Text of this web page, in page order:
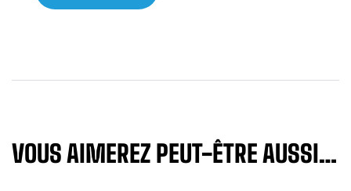
VOUS AIMEREZ PEUT-ÊTRE AUSSI…